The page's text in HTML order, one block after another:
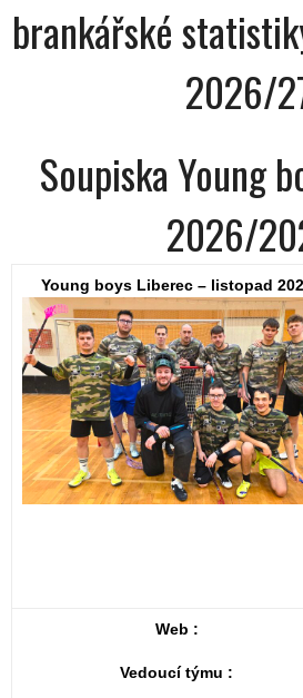
brankářské
2026/
Soupiska Young
2026/
Young boys Liberec – listopad
Web :
Vedoucí týmu :